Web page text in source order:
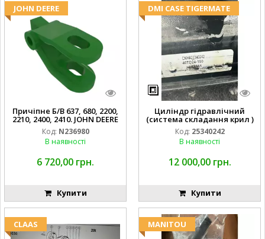
JOHN DEERE
Причіпне Б/В 637, 680, 2200,
2210, 2400, 2410. JOHN DEERE
Код: N236980
В наявності
6 720,00 грн.
Купити
DMI CASE TIGERMATE
Циліндр гідравлічний
(система складання крил )
Код: 25340242
В наявності
12 000,00 грн.
Купити
CLAAS MANITOU